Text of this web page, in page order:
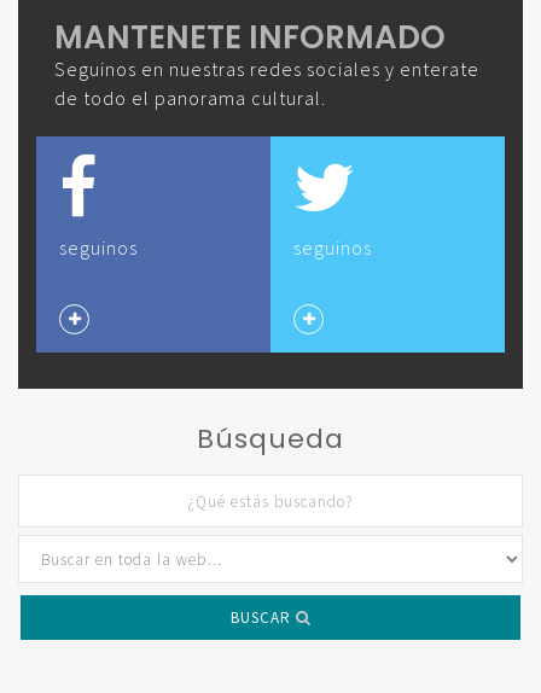
MANTENETE INFORMADO
Seguinos en nuestras redes sociales y enterate
de todo el panorama cultural.
seguinos seguinos
Búsqueda
BUSCAR